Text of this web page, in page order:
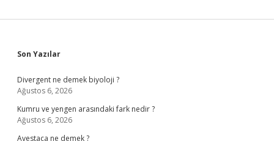
Sidebar
Son Yazılar
Divergent ne demek biyoloji ?
Ağustos 6, 2026
Kumru ve yengen arasındaki fark nedir ?
Ağustos 6, 2026
Avestaca ne demek ?